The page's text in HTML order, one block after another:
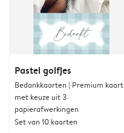
Pastel golfjes
Bedankkaarten | Premium kaart
met keuze uit 3
papierafwerkingen
Set van 10 kaarten